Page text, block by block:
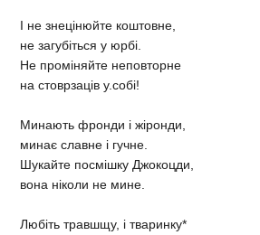
І не знецінюйте коштовне,
не загубіться у юрбі.
Не проміняйте неповторне
на стоврзаців у.собі!
Минають фронди і жіронди,
минає славне і гучне.
Шукайте посмішку Джокоцди,
вона ніколи не мине.
Любіть травшщу, і тваринку*